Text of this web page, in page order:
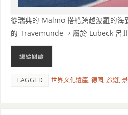
從瑞典的 Malmö 搭船跨越波羅的海
的 Travemünde ，屬於 Lübeck 呂
繼續閱讀
TAGGED 世界文化遺產,德國,旅遊,